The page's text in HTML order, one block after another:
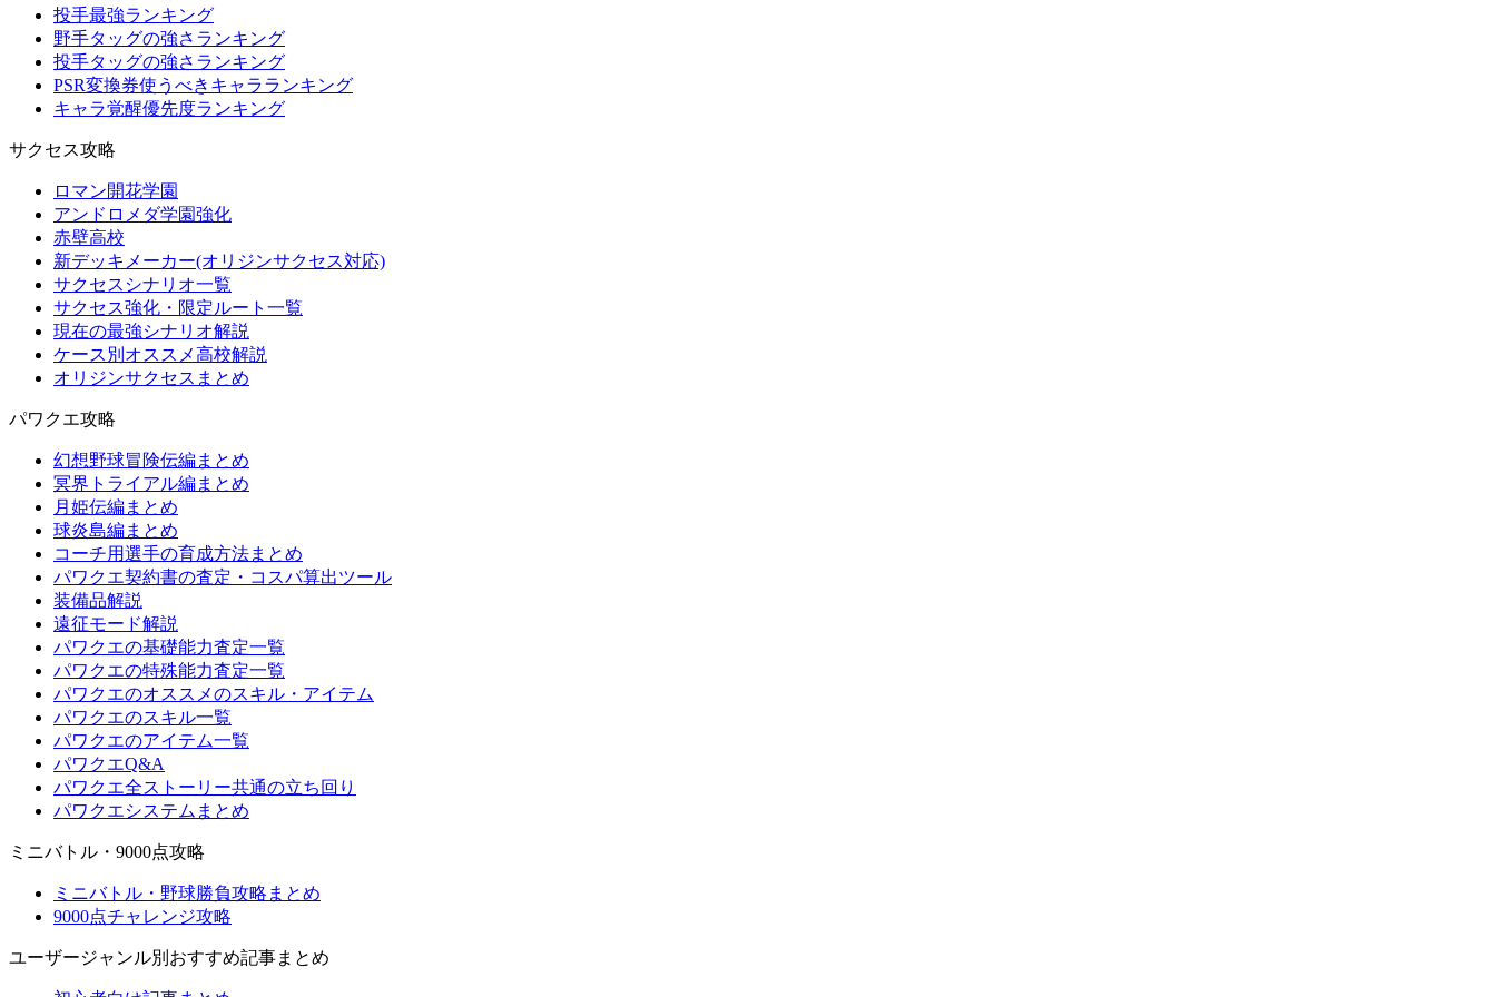
投手最強ランキング
野手タッグの強さランキング
投手タッグの強さランキング
PSR変換券使うべきキャラランキング
キャラ覚醒優先度ランキング
サクセス攻略
ロマン開花学園
アンドロメダ学園強化
赤壁高校
新デッキメーカー(オリジンサクセス対応)
サクセスシナリオ一覧
サクセス強化・限定ルート一覧
現在の最強シナリオ解説
ケース別オススメ高校解説
オリジンサクセスまとめ
パワクエ攻略
幻想野球冒険伝編まとめ
冥界トライアル編まとめ
月姫伝編まとめ
球炎島編まとめ
コーチ用選手の育成方法まとめ
パワクエ契約書の査定・コスパ算出ツール
装備品解説
遠征モード解説
パワクエの基礎能力査定一覧
パワクエの特殊能力査定一覧
パワクエのオススメのスキル・アイテム
パワクエのスキル一覧
パワクエのアイテム一覧
パワクエQ&A
パワクエ全ストーリー共通の立ち回り
パワクエシステムまとめ
ミニバトル・9000点攻略
ミニバトル・野球勝負攻略まとめ
9000点チャレンジ攻略
ユーザージャンル別おすすめ記事まとめ